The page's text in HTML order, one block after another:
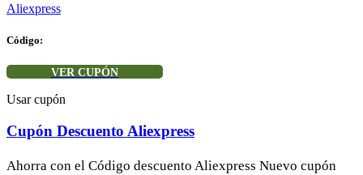
Aliexpress
Código:
VER CUPÓN
Usar cupón
Cupón Descuento Aliexpress
Ahorra con el Código descuento Aliexpress Nuevo cupón